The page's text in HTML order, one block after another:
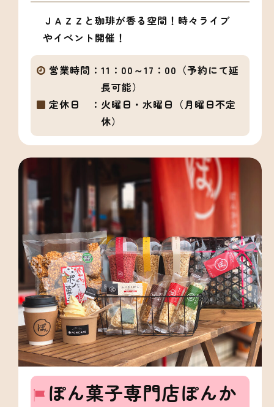
ＪＡＺＺと珈琲が香る空間！時々ライブ
やイベント開催！
営業時間： 11：00～17：00（予約にて延
長可能）
定休日 ： 火曜日・水曜日（月曜日不定
休）
ぽん菓子専門店ぽんか